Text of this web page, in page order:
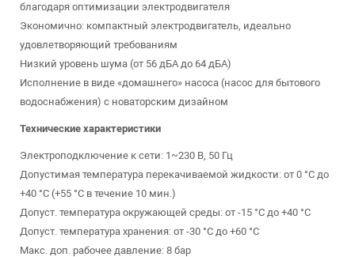
благодаря оптимизации электродвигателя
Экономично: компактный электродвигатель, идеально
удовлетворяющий требованиям
Низкий уровень шума (от 56 дБА до 64 дБА)
Исполнение в виде «домашнего» насоса (насос для бытового
водоснабжения) с новаторским дизайном
Технические характеристики
Электроподключение к сети: 1~230 В, 50 Гц
Допустимая температура перекачиваемой жидкости: от 0 °C до
+40 °C (+55 °C в течение 10 мин.)
Допуст. температура окружающей среды: от -15 °C до +40 °C
Допуст. температура хранения: от -30 °C до +60 °C
Макс. доп. рабочее давление: 8 бар